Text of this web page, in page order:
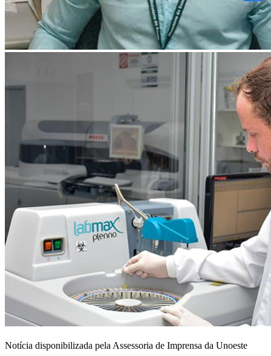
Notícia disponibilizada pela Assessoria de Imprensa da Unoeste